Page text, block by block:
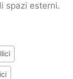
spazi esterni.